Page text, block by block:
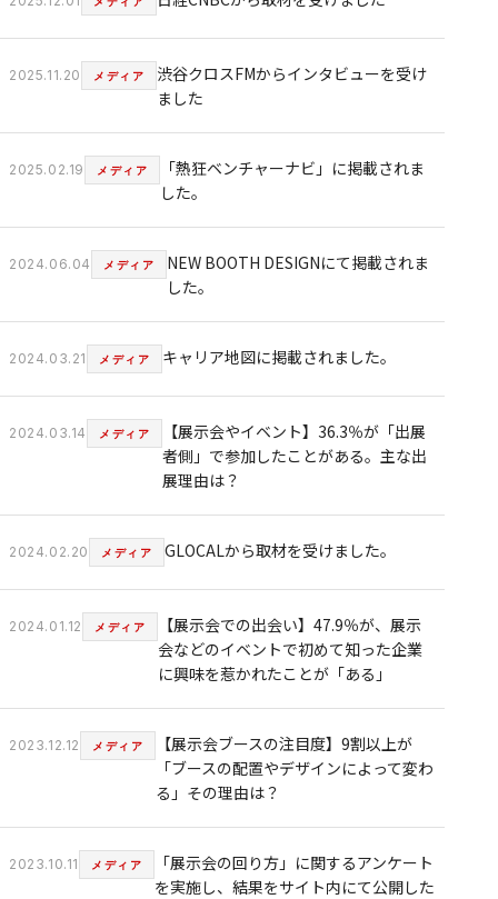
ABOUT
SERVICE
WORKS
INFORMATION
2025.11.20 メディア
渋谷クロスFMからインタビューを受け
ました
2025.02.19 メディア
「熱狂ベンチャーナビ」に掲載されま
した。
2024.06.04 メディア
NEW BOOTH DESIGNにて掲載されま
した。
2024.03.21 メディア キャリア地図に掲載されました。
2024.03.14 メディア
【展示会やイベント】36.3％が「出展
者側」で参加したことがある。主な出
展理由は？
2024.02.20 メディア GLOCALから取材を受けました。
2024.01.12 メディア
【展示会での出会い】47.9％が、展示
会などのイベントで初めて知った企業
に興味を惹かれたことが「ある」
2023.12.12 メディア
【展示会ブースの注目度】9割以上が
「ブースの配置やデザインによって変わ
る」その理由は？
2023.10.11 メディア
「展示会の回り方」に関するアンケート
を実施し、結果をサイト内にて公開した